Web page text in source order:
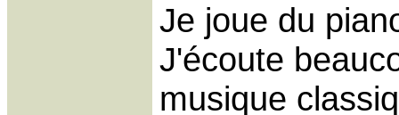
Je joue du
J'écoute
musique